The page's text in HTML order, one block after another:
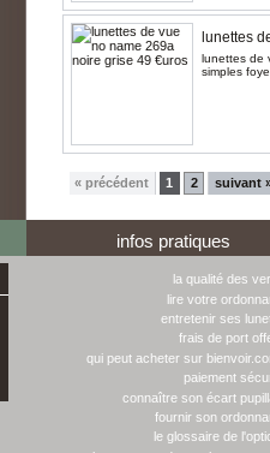
lunettes
lunettes de
simples
« précédent 1 2 suivant
infos pratiques
la qualité des
lire votre
entretenir ses
frais de port
qui peut acheter sur
paiement
connaître son écart
fournir son
le glossaire de